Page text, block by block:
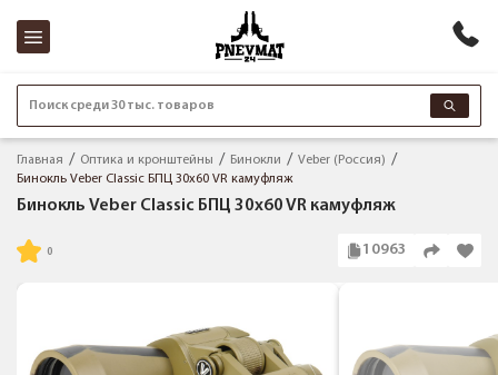
Поиск среди 30 тыс. товаров
Главная Оптика и кронштейны Бинокли
Veber (Россия)
Бинокль Veber Classic БПЦ 30x60 VR камуфляж
Бинокль Veber Classic БПЦ 30x60 VR камуфляж
10963